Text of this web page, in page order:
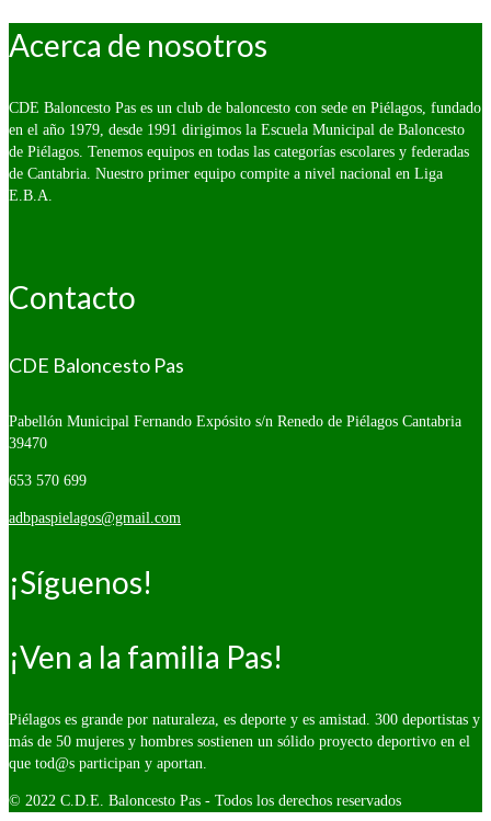
Acerca de nosotros
CDE Baloncesto Pas es un club de baloncesto con sede en Piélagos, fundado
en el año 1979, desde 1991 dirigimos la Escuela Municipal de Baloncesto
de Piélagos. Tenemos equipos en todas las categorías escolares y federadas
de Cantabria. Nuestro primer equipo compite a nivel nacional en Liga
E.B.A.
Contacto
CDE Baloncesto Pas
Pabellón Municipal Fernando Expósito s/n Renedo de Piélagos Cantabria
39470
653 570 699
adbpaspielagos@gmail.com
¡Síguenos!
¡Ven a la familia Pas!
Piélagos es grande por naturaleza, es deporte y es amistad. 300 deportistas y
más de 50 mujeres y hombres sostienen un sólido proyecto deportivo en el
que tod@s participan y aportan.
© 2022 C.D.E. Baloncesto Pas - Todos los derechos reservados